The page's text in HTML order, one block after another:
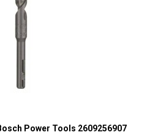
Power Tools 2609256907